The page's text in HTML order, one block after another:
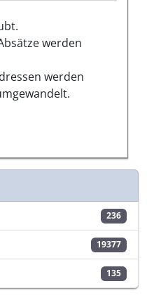
werden
werden
236
19377
135